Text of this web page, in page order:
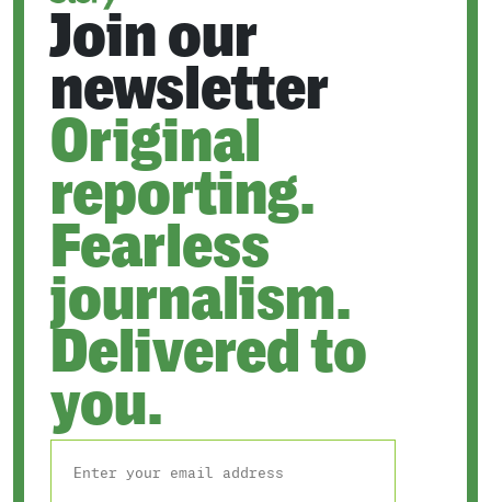
Join our
newsletter
Original
reporting.
Fearless
journalism.
Delivered to
you.